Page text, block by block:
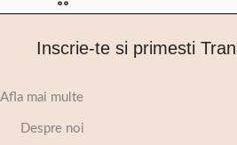
Inscrie-te si primesti
Afla mai multe
Despre noi